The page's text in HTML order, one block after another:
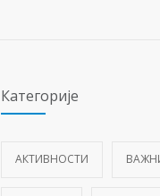
Категорије
АКТИВНОСТИ